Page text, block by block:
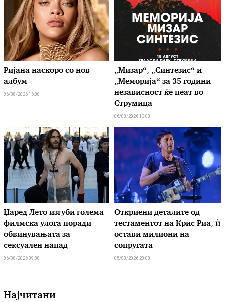
Ријана наскоро со нов
албум
06/08/2026 16:08
„Мизар“, „Синтезис“ и
„Меморија“ за 35 години
независност ќе пеат во
Струмица
06/08/2026 13:08
Џаред Лето изгуби голема
филмска улога поради
обвинувањата за
сексуален напад
06/08/2026 09:08
Откриени деталите од
тестаментот на Крис Риа, ѝ
остави милиони на
сопругата
05/08/2026 20:08
Најчитани